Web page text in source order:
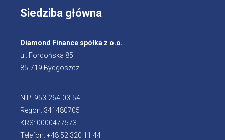
Siedziba główna
Diamond Finance spółka z o.o.
ul. Fordońska 85
85-719 Bydgoszcz
NIP: 953-264-03-54
Regon: 341480705
KRS: 0000477573
Telefon: +48 52 320 11 44